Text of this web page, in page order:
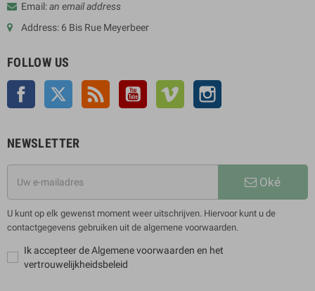
Email:an email address
Address: 6 Bis Rue Meyerbeer
FOLLOW US
Facebook Twitter Rss YouTube Vimeo
NEWSLETTER
Oké
U kunt op elk gewenst moment weer uitschrijven. Hiervoor kunt u de
contactgegevens gebruiken uit de algemene voorwaarden.
Ik accepteer de Algemene voorwaarden en het
vertrouwelijkheidsbeleid